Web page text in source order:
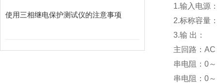
使用三相继电保护测试仪的注意事项
1.输入电源
2.标称容量
3.输 出：
主回路：
串电阻：0
串电阻：0